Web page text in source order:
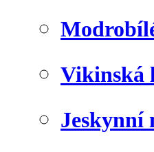
Vikinská
Jeskynní